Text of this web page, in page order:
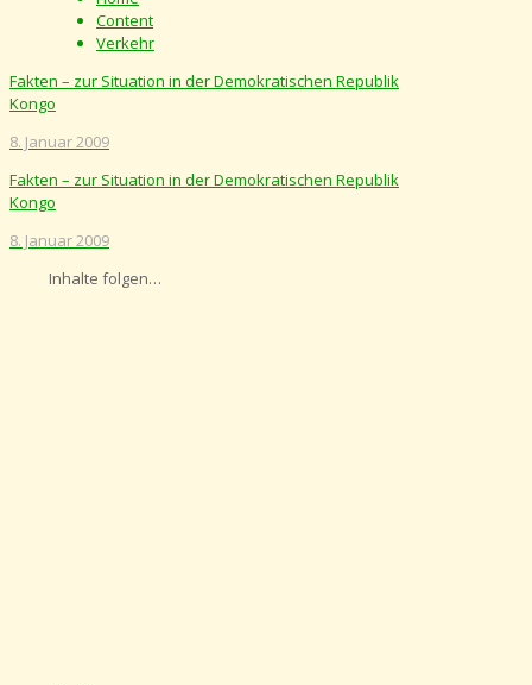
Content
Verkehr
Fakten – zur Situation in der Demokratischen Republik
Kongo
8. Januar 2009
Fakten – zur Situation in der Demokratischen Republik
Kongo
8. Januar 2009
Inhalte folgen…